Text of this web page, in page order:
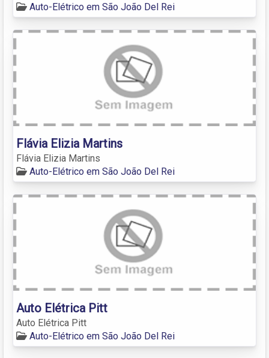
Auto-Elétrico em São João Del Rei
Flávia Elizia Martins
Flávia Elizia Martins
Auto-Elétrico em São João Del Rei
Auto Elétrica Pitt
Auto Elétrica Pitt
Auto-Elétrico em São João Del Rei